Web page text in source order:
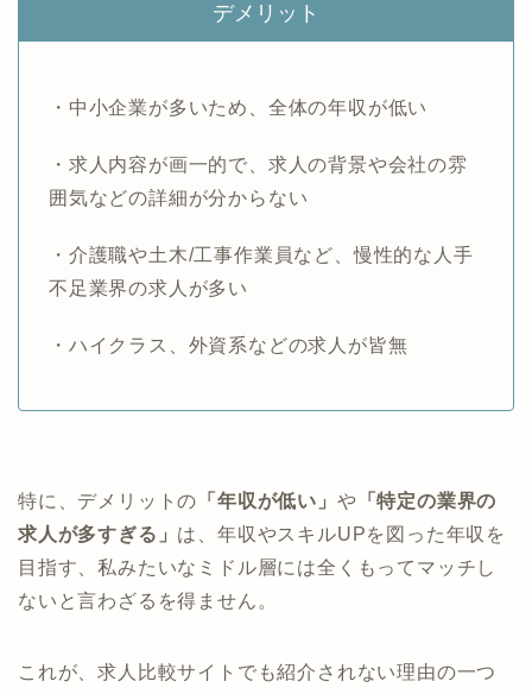
デメリット
・中小企業が多いため、全体の年収が低い
・求人内容が画一的で、求人の背景や会社の雰
囲気などの詳細が分からない
・介護職や土木/工事作業員など、慢性的な人手
不足業界の求人が多い
・ハイクラス、外資系などの求人が皆無
特に、デメリットの 「年収が低い」 や 「特定の業界の
求人が多すぎる」 は、年収やスキルUPを図った年収を
目指す、私みたいなミドル層には全くもってマッチし
ないと言わざるを得ません。
これが、求人比較サイトでも紹介されない理由の一つ